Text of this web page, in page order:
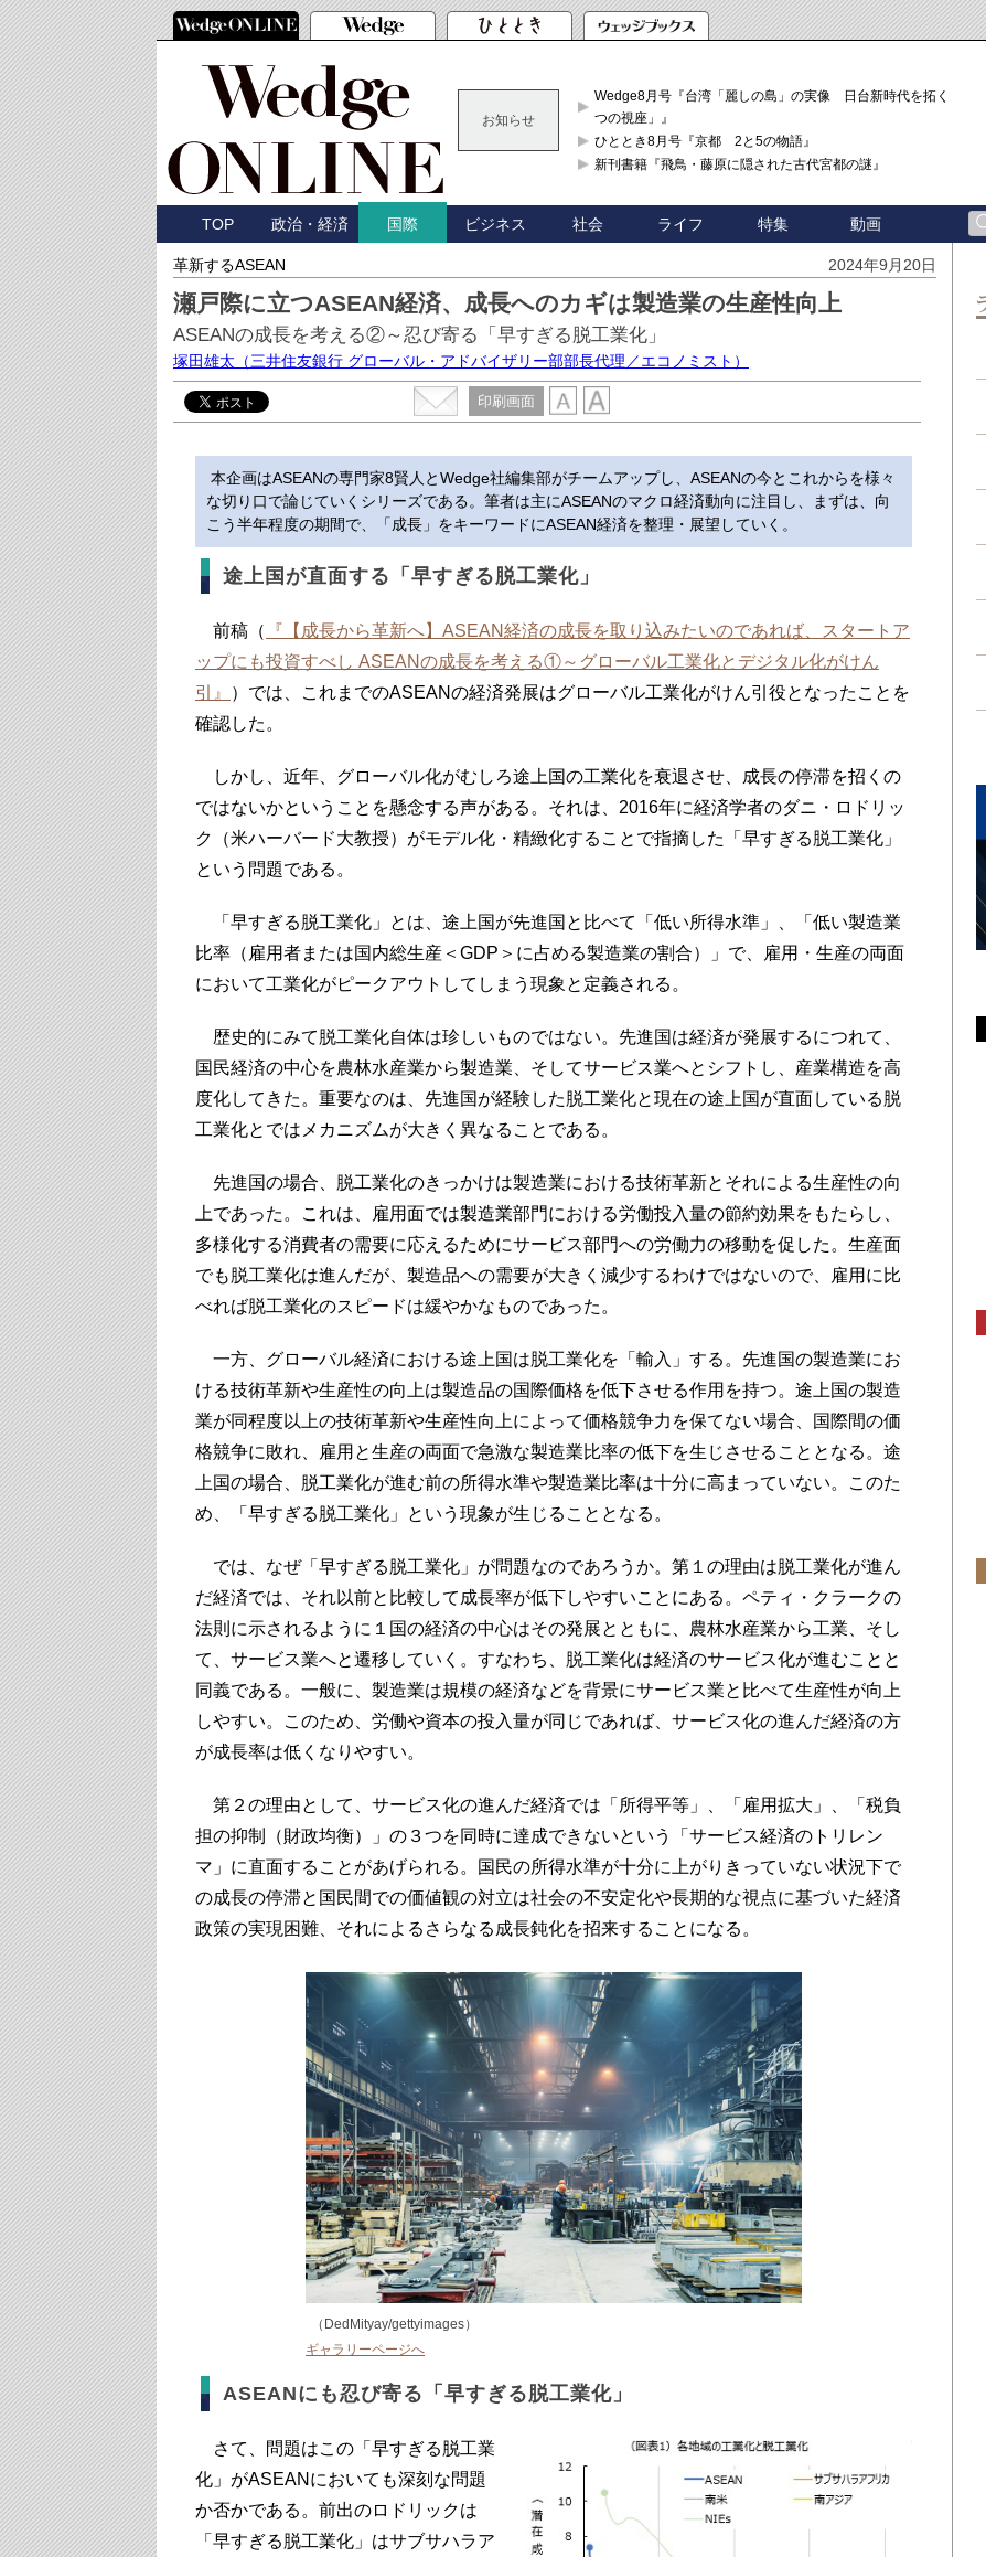
お知らせ
Wedge8月号『台湾「麗しの島」の実像 日台新時代を拓く「3
つの視座」』
ひととき8月号『京都 2と5の物語』
新刊書籍『飛鳥・藤原に隠された古代宮都の謎』
TOP 政治・経済 国際 ビジネス 社会 ライフ 特集 動画
革新するASEAN 2024年9月20日
瀬戸際に立つASEAN経済、成長へのカギは製造業の生産性向上
ASEANの成長を考える②～忍び寄る「早すぎる脱工業化」
塚田雄太 （三井住友銀行 グローバル・アドバイザリー部部長代理／エコノミスト）
印刷画面
本企画はASEANの専門家8賢人とWedge社編集部がチームアップし、ASEANの今とこれからを様々
な切り口で論じていくシリーズである。筆者は主にASEANのマクロ経済動向に注目し、まずは、向
こう半年程度の期間で、「成長」をキーワードにASEAN経済を整理・展望していく。
途上国が直面する「早すぎる脱工業化」
前稿（
『【成長から革新へ】ASEAN経済の成長を取り込みたいのであれば、スタートア
ップにも投資すべし ASEANの成長を考える①～グローバル工業化とデジタル化がけん
引』
）では、これまでのASEANの経済発展はグローバル工業化がけん引役となったことを
確認した。
しかし、近年、グローバル化がむしろ途上国の工業化を衰退させ、成長の停滞を招くの
ではないかということを懸念する声がある。それは、2016年に経済学者のダニ・ロドリッ
ク（米ハーバード大教授）がモデル化・精緻化することで指摘した「早すぎる脱工業化」
という問題である。
「早すぎる脱工業化」とは、途上国が先進国と比べて「低い所得水準」、「低い製造業
比率（雇用者または国内総生産＜GDP＞に占める製造業の割合）」で、雇用・生産の両面
において工業化がピークアウトしてしまう現象と定義される。
歴史的にみて脱工業化自体は珍しいものではない。先進国は経済が発展するにつれて、
国民経済の中心を農林水産業から製造業、そしてサービス業へとシフトし、産業構造を高
度化してきた。重要なのは、先進国が経験した脱工業化と現在の途上国が直面している脱
工業化とではメカニズムが大きく異なることである。
先進国の場合、脱工業化のきっかけは製造業における技術革新とそれによる生産性の向
上であった。これは、雇用面では製造業部門における労働投入量の節約効果をもたらし、
多様化する消費者の需要に応えるためにサービス部門への労働力の移動を促した。生産面
でも脱工業化は進んだが、製造品への需要が大きく減少するわけではないので、雇用に比
べれば脱工業化のスピードは緩やかなものであった。
一方、グローバル経済における途上国は脱工業化を「輸入」する。先進国の製造業にお
ける技術革新や生産性の向上は製造品の国際価格を低下させる作用を持つ。途上国の製造
業が同程度以上の技術革新や生産性向上によって価格競争力を保てない場合、国際間の価
格競争に敗れ、雇用と生産の両面で急激な製造業比率の低下を生じさせることとなる。途
上国の場合、脱工業化が進む前の所得水準や製造業比率は十分に高まっていない。このた
め、「早すぎる脱工業化」という現象が生じることとなる。
では、なぜ「早すぎる脱工業化」が問題なのであろうか。第１の理由は脱工業化が進ん
だ経済では、それ以前と比較して成長率が低下しやすいことにある。ペティ・クラークの
法則に示されるように１国の経済の中心はその発展とともに、農林水産業から工業、そし
て、サービス業へと遷移していく。すなわち、脱工業化は経済のサービス化が進むことと
同義である。一般に、製造業は規模の経済などを背景にサービス業と比べて生産性が向上
しやすい。このため、労働や資本の投入量が同じであれば、サービス化の進んだ経済の方
が成長率は低くなりやすい。
第２の理由として、サービス化の進んだ経済では「所得平等」、「雇用拡大」、「税負
担の抑制（財政均衡）」の３つを同時に達成できないという「サービス経済のトリレン
マ」に直面することがあげられる。国民の所得水準が十分に上がりきっていない状況下で
の成長の停滞と国民間での価値観の対立は社会の不安定化や長期的な視点に基づいた経済
政策の実現困難、それによるさらなる成長鈍化を招来することになる。
（DedMityay/gettyimages）
ギャラリーページへ
ASEANにも忍び寄る「早すぎる脱工業化」
さて、問題はこの「早すぎる脱工業
化」がASEANにおいても深刻な問題
か否かである。前出のロドリックは
「早すぎる脱工業化」はサブサハラア